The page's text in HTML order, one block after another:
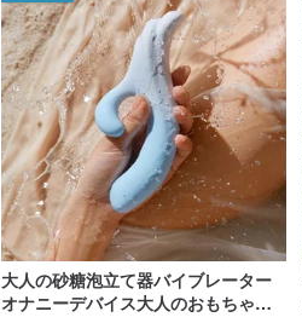
大人の砂糖泡立て器バイブレーター
オナニーデバイス大人のおもちゃ女